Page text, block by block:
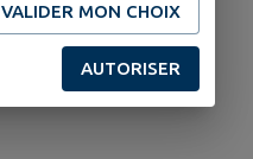
VALIDER MON CHOIX
AUTORISER